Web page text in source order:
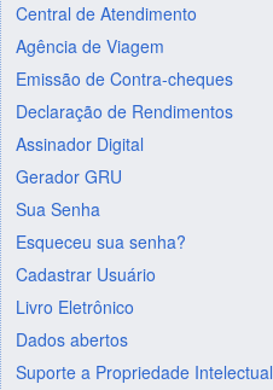
Central de Atendimento
Agência de Viagem
Emissão de Contra-cheques
Declaração de Rendimentos
Assinador Digital
Gerador GRU
Sua Senha
Esqueceu sua senha?
Cadastrar Usuário
Livro Eletrônico
Dados abertos
Suporte a Propriedade Intelectual